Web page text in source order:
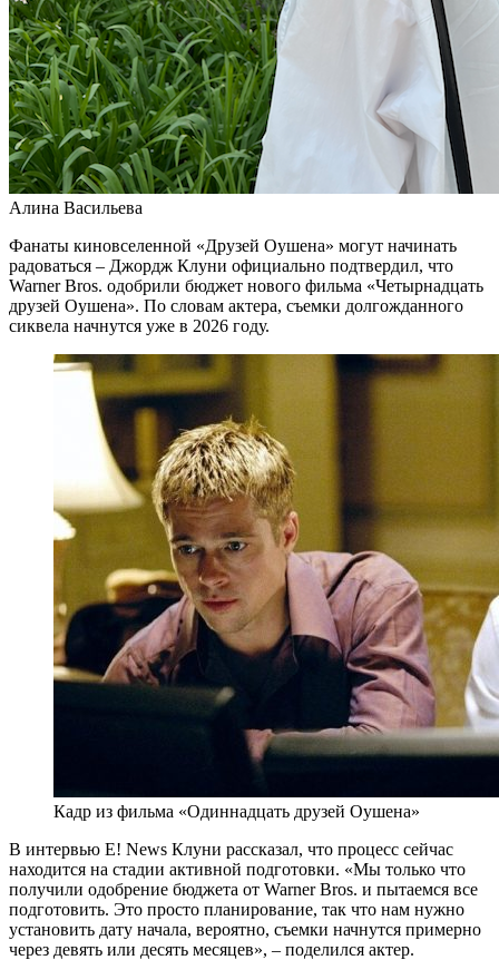
Алина Васильева
Фанаты киновселенной «Друзей Оушена» могут начинать
радоваться – Джордж Клуни официально подтвердил, что
Warner Bros. одобрили бюджет нового фильма «Четырнадцать
друзей Оушена». По словам актера, съемки долгожданного
сиквела начнутся уже в 2026 году.
Кадр из фильма «Одиннадцать друзей Оушена»
В интервью E! News Клуни рассказал, что процесс сейчас
находится на стадии активной подготовки. «Мы только что
получили одобрение бюджета от Warner Bros. и пытаемся все
подготовить. Это просто планирование, так что нам нужно
установить дату начала, вероятно, съемки начнутся примерно
через девять или десять месяцев», – поделился актер.